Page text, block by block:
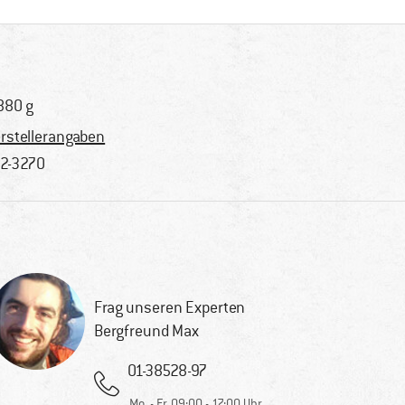
g
3270
Frag unseren Experten
Bergfreund Max
01-38528-97